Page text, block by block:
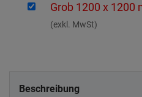
Grob 1200 x 1200
(exkl. MwSt)
Beschreibung